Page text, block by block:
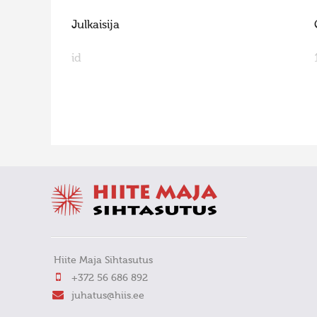
Julkaisija
id
Hiite Maja Sihtasutus
+372 56 686 892
juhatus@hiis.ee